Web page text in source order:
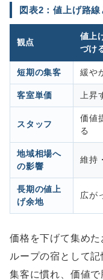
図表2：値上げ路
観点
値上
づけ
短期の集客 緩や
客室単価 上昇
スタッフ
価値
る
地域相場へ
の影響
維持
長期の値上
げ余地
広が
価格を下げて集め
ループの宿として
集客に慣れ、価値